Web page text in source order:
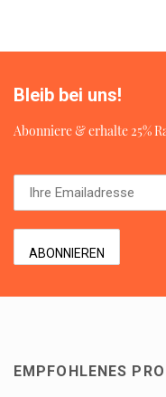
Bleib bei uns!
Abonniere & erhalte 25%
EMPFOHLENES